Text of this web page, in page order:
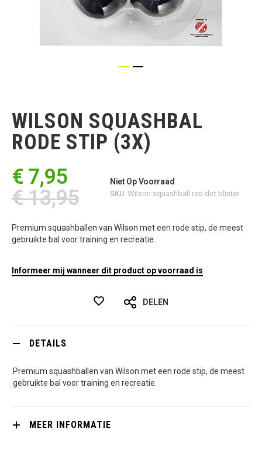
begin
van
de
afbeeldingen-
WILSON SQUASHBAL
RODE STIP (3X)
€ 7,95
€ 13,95
Niet Op Voorraad
SKU Wilson squashball red dot blister
Premium squashballen van Wilson met een rode stip, de meest
gebruikte bal voor training en recreatie.
Informeer mij wanneer dit product op voorraad is
DELEN
DETAILS
Premium squashballen van Wilson met een rode stip, de meest
gebruikte bal voor training en recreatie.
MEER INFORMATIE